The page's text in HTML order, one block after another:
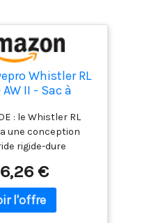
Whistler RL
II - Sac à
Photo en
Recyclés,
Housse
Temps, Housse
Appareil Photo
: le Whistler RL
une conception
rigide-dure
recyclé spécial
; la housse
offre une
€